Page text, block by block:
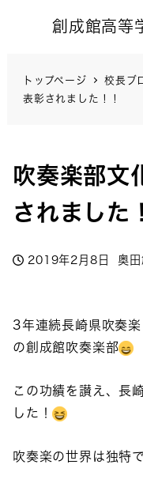
創成館高等
トップページ 校長ブ
表彰されました！！
吹奏楽部文
されました
投稿日
2019年2月8日
著
奥
3年連続長崎県吹奏
の創成館吹奏楽部
この功績を讃え、長
した！
吹奏楽の世界は独特